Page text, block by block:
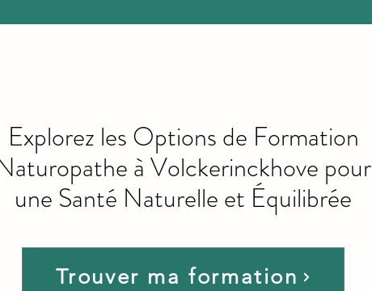
Trouver ma formation
Explorez les Options de Formation
à Volckerinckhove pour
une Santé Naturelle et Équilibrée